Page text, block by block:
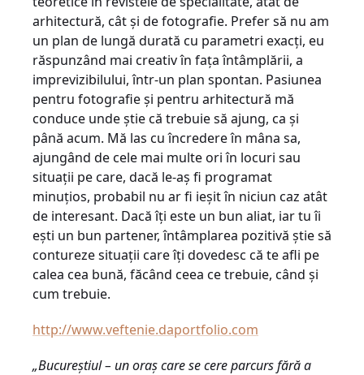
arhitectură, cât şi de fotografie. Prefer să nu am
un plan de lungă durată cu parametri exacţi, eu
răspunzând mai creativ în faţa întâmplării, a
imprevizibilului, într-un plan spontan. Pasiunea
pentru fotografie şi pentru arhitectură mă
conduce unde ştie că trebuie să ajung, ca şi
până acum. Mă las cu încredere în mâna sa,
ajungând de cele mai multe ori în locuri sau
situaţii pe care, dacă le-aş fi programat
minuţios, probabil nu ar fi ieşit în niciun caz atât
de interesant. Dacă îţi este un bun aliat, iar tu îi
eşti un bun partener, întâmplarea pozitivă ştie să
contureze situaţii care îţi dovedesc că te afli pe
calea cea bună, făcând ceea ce trebuie, când şi
cum trebuie.
http://www.veftenie.daportfolio.com
„Bucureştiul – un oraş care se cere parcurs fără a